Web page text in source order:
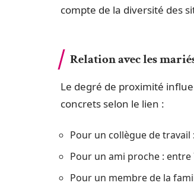
compte de la diversité des
Relation avec les
Le degré de proximité
concrets selon le lien :
Pour un collègue de travail
Pour un ami proche : entre
Pour un membre de la